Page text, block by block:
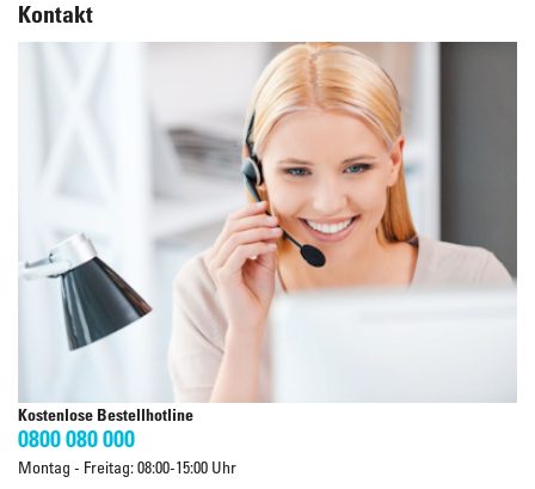
Kontakt
Kostenlose Bestellhotline
0800 080 000
Montag - Freitag: 08:00-15:00 Uhr